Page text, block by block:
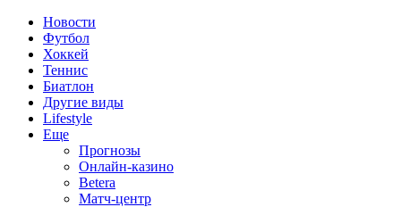
Новости
Футбол
Хоккей
Теннис
Биатлон
Другие виды
Lifestyle
Еще
Прогнозы
Онлайн-казино
Betera
Матч-центр